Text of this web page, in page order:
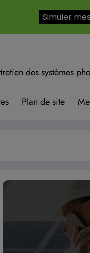
des systèmes
Plan de site
Simuler